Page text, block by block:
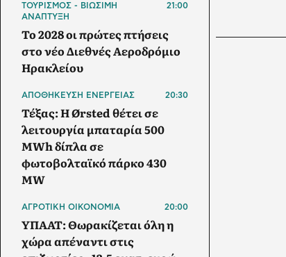
ΤΟΥΡΙΣΜΟΣ - ΒΙΩΣΙΜΗ
ΑΝΑΠΤΥΞΗ
21:00
Το 2028 οι πρώτες πτήσεις
στο νέο Διεθνές Αεροδρόμιο
Ηρακλείου
ΑΠΟΘΗΚΕΥΣΗ ΕΝΕΡΓΕΙΑΣ 20:30
Τέξας: Η Ørsted θέτει σε
λειτουργία μπαταρία 500
MWh δίπλα σε
φωτοβολταϊκό πάρκο 430
MW
ΑΓΡΟΤΙΚΗ ΟΙΚΟΝΟΜΙΑ 20:00
ΥΠΑΑΤ: Θωρακίζεται όλη η
χώρα απέναντι στις